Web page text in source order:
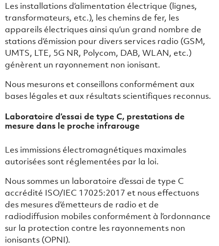
Les installations d’alimentation électrique (lignes,
transformateurs, etc.), les chemins de fer, les
appareils électriques ainsi qu’un grand nombre de
stations d’émission pour divers services radio (GSM,
UMTS, LTE, 5G NR, Polycom, DAB, WLAN, etc.)
génèrent un rayonnement non ionisant.
Nous mesurons et conseillons conformément aux
bases légales et aux résultats scientifiques reconnus.
Laboratoire d’essai de type C, prestations de
mesure dans le proche infrarouge
Les immissions électromagnétiques maximales
autorisées sont réglementées par la loi.
Nous sommes un laboratoire d’essai de type C
accrédité ISO/IEC 17025:2017 et nous effectuons
des mesures d’émetteurs de radio et de
radiodiffusion mobiles conformément à l’ordonnance
sur la protection contre les rayonnements non
ionisants (OPNI).